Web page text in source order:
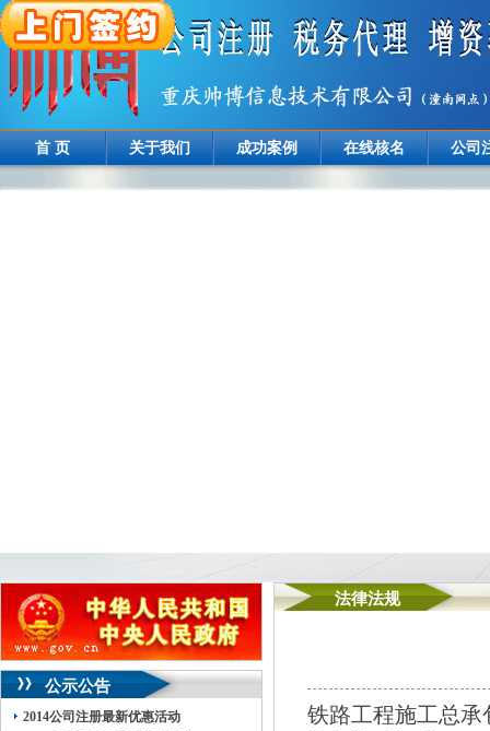
首 页 关于我们 成功案例 在线核名 公司
公示公告
2014公司注册最新优惠活动
法律法规
铁路工程施工总